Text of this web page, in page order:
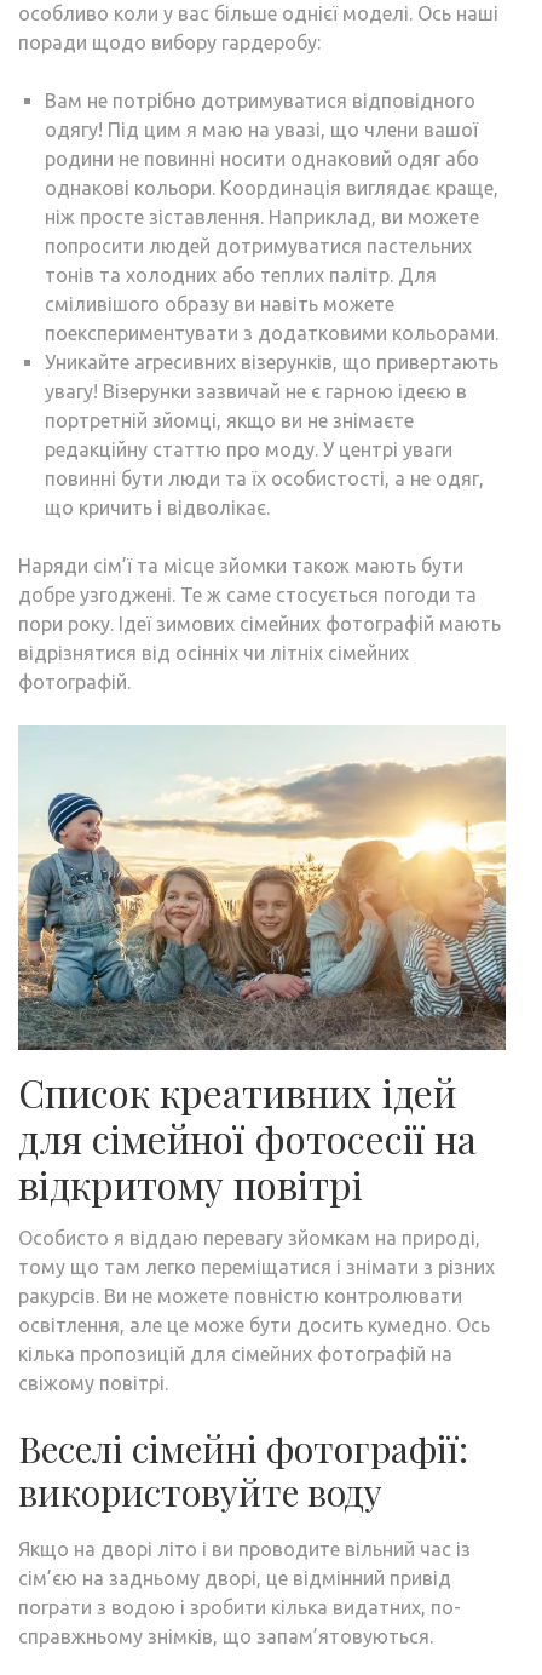
особливо коли у вас більше однієї моделі. Ось наші
поради щодо вибору гардеробу:
Вам не потрібно дотримуватися відповідного
одягу! Під цим я маю на увазі, що члени вашої
родини не повинні носити однаковий одяг або
однакові кольори. Координація виглядає краще,
ніж просте зіставлення. Наприклад, ви можете
попросити людей дотримуватися пастельних
тонів та холодних або теплих палітр. Для
сміливішого образу ви навіть можете
поекспериментувати з додатковими кольорами.
Уникайте агресивних візерунків, що привертають
увагу! Візерунки зазвичай не є гарною ідеєю в
портретній зйомці, якщо ви не знімаєте
редакційну статтю про моду. У центрі уваги
повинні бути люди та їх особистості, а не одяг,
що кричить і відволікає.
Наряди сім’ї та місце зйомки також мають бути
добре узгоджені. Те ж саме стосується погоди та
пори року. Ідеї ​​зимових сімейних фотографій мають
відрізнятися від осінніх чи літніх сімейних
фотографій.
Список креативних ідей
для сімейної фотосесії на
відкритому повітрі
Особисто я віддаю перевагу зйомкам на природі,
тому що там легко переміщатися і знімати з різних
ракурсів. Ви не можете повністю контролювати
освітлення, але це може бути досить кумедно. Ось
кілька пропозицій для сімейних фотографій на
свіжому повітрі.
Веселі сімейні фотографії:
використовуйте воду
Якщо на дворі літо і ви проводите вільний час із
сім’єю на задньому дворі, це відмінний привід
пограти з водою і зробити кілька видатних, по-
справжньому знімків, що запам’ятовуються.